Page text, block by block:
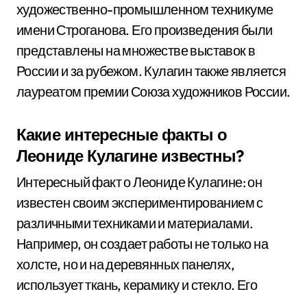
художественно-промышленном техникуме
имени Строганова. Его произведения были
представлены на множестве выставок в
России и за рубежом. Кулагин также является
лауреатом премии Союза художников России.
Какие интересные факты о
Леониде Кулагине известны?
Интересный факт о Леониде Кулагине: он
известен своим экспериментированием с
различными техниками и материалами.
Например, он создает работы не только на
холсте, но и на деревянных панелях,
использует ткань, керамику и стекло. Его